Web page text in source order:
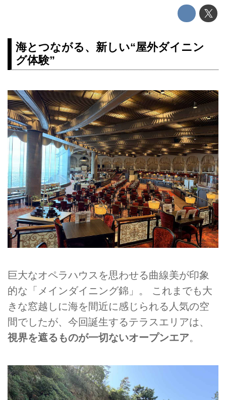
海とつながる、新しい“屋外ダイニン
グ体験”
巨大なオペラハウスを思わせる曲線美が印象
的な「メインダイニング錦」。 これまでも大
きな窓越しに海を間近に感じられる人気の空
間でしたが、今回誕生するテラスエリアは、
視界を遮るものが一切ないオープンエア。